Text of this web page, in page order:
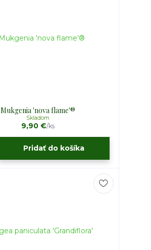
Mukgenia 'nova flame'®
9,90 €/ks
Skladom
Pridať do košíka